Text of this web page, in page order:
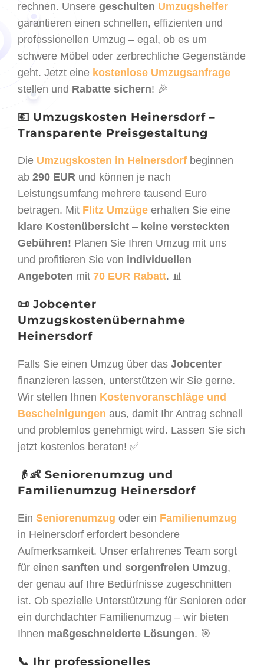
rechnen. Unsere geschulten Umzugshelfer
garantieren einen schnellen, effizienten und
professionellen Umzug – egal, ob es um
schwere Möbel oder zerbrechliche Gegenstände
geht. Jetzt eine kostenlose Umzugsanfrage
stellen und Rabatte sichern! 🎉
💶 Umzugskosten Heinersdorf –
Transparente Preisgestaltung
Die Umzugskosten in Heinersdorf beginnen
ab 290 EUR und können je nach
Leistungsumfang mehrere tausend Euro
betragen. Mit Flitz Umzüge erhalten Sie eine
klare Kostenübersicht – keine versteckten
Gebühren! Planen Sie Ihren Umzug mit uns
und profitieren Sie von individuellen
Angeboten mit 70 EUR Rabatt. 📊
📜 Jobcenter
Umzugskostenübernahme
Heinersdorf
Falls Sie einen Umzug über das Jobcenter
finanzieren lassen, unterstützen wir Sie gerne.
Wir stellen Ihnen Kostenvoranschläge und
Bescheinigungen aus, damit Ihr Antrag schnell
und problemlos genehmigt wird. Lassen Sie sich
jetzt kostenlos beraten! ✅
👴👶 Seniorenumzug und
Familienumzug Heinersdorf
Ein Seniorenumzug oder ein Familienumzug
in Heinersdorf erfordert besondere
Aufmerksamkeit. Unser erfahrenes Team sorgt
für einen sanften und sorgenfreien Umzug,
der genau auf Ihre Bedürfnisse zugeschnitten
ist. Ob spezielle Unterstützung für Senioren oder
ein durchdachter Familienumzug – wir bieten
Ihnen maßgeschneiderte Lösungen. 🎯
📞 Ihr professionelles